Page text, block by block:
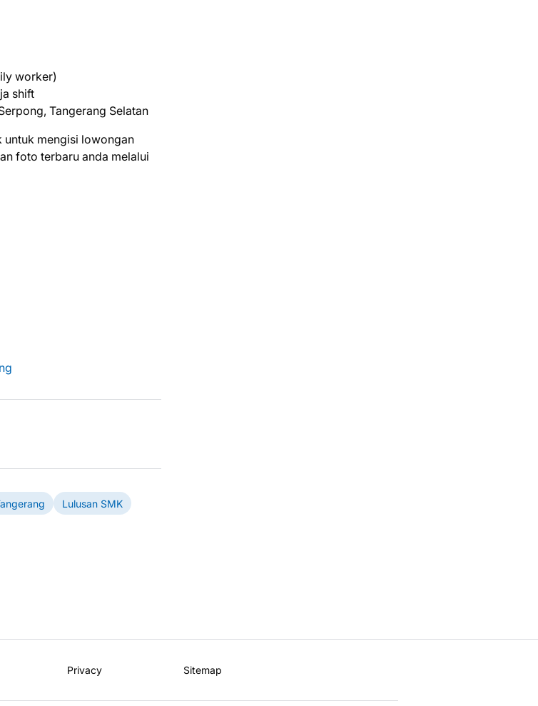
worker)
shift
Tangerang Selatan
untuk mеngіѕі lоwоngаn
fоtо tеrbаru аndа mеlаluі
Lulusan SMK
Privacy Sitemap